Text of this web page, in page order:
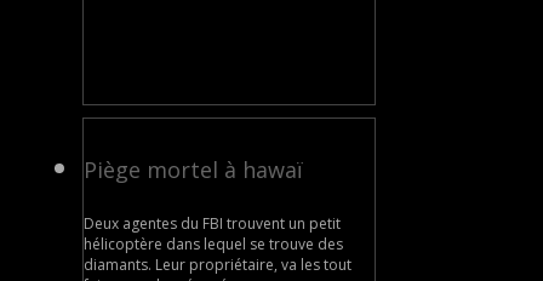
Piège mortel à hawaï
Deux agentes du FBI trouvent un petit
hélicoptère dans lequel se trouve des
diamants. Leur propriétaire, va les tout